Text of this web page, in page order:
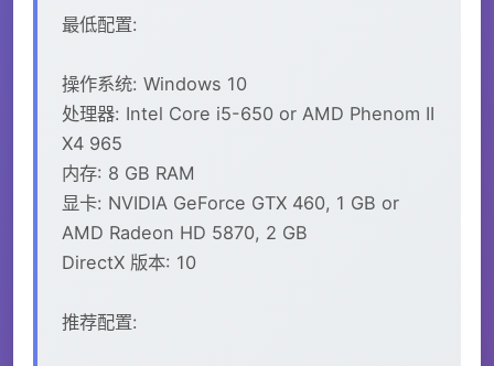
最低配置:
操作系统: Windows 10
处理器: Intel Core i5-650 or AMD Phenom II
X4 965
内存: 8 GB RAM
显卡: NVIDIA GeForce GTX 460, 1 GB or
AMD Radeon HD 5870, 2 GB
DirectX 版本: 10
推荐配置: